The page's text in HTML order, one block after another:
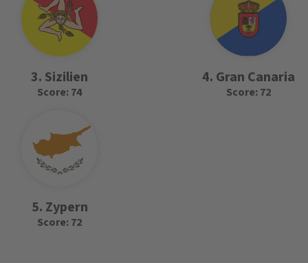
3. Sizilien
Score: 74
4. Gran Canaria
Score: 72
5. Zypern
Score: 72